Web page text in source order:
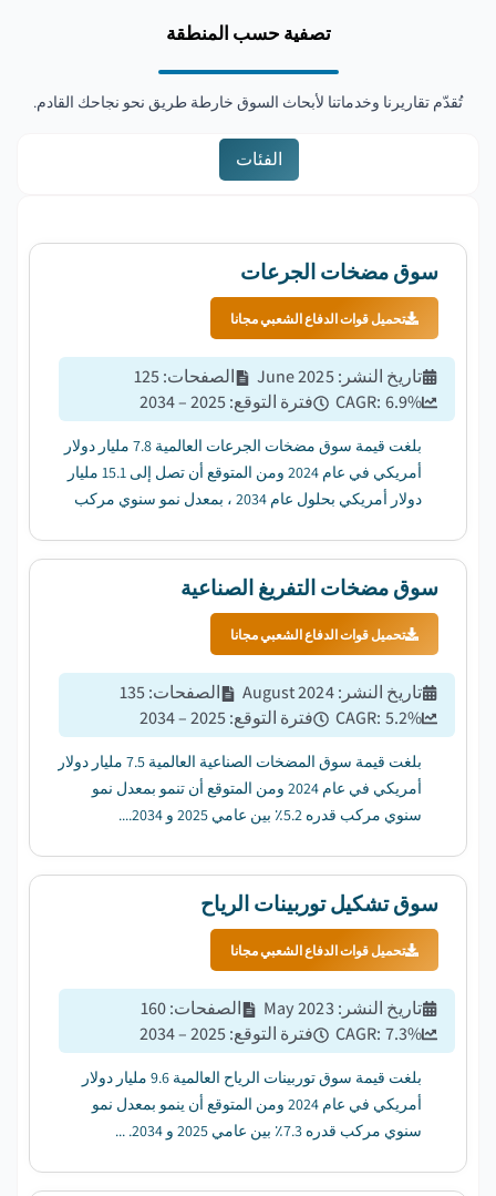
تصفية حسب المنطقة
تُقدّم تقاريرنا وخدماتنا لأبحاث السوق خارطة طريق نحو نجاحك القادم.
الفئات
سوق مضخات الجرعات
تحميل قوات الدفاع الشعبي مجانا
تاريخ النشر :
June 2025 الصفحات:
125
CAGR: 6.9% فترة التوقع:
2025 – 2034
بلغت قيمة سوق مضخات الجرعات العالمية 7.8 مليار دولار
أمريكي في عام 2024 ومن المتوقع أن تصل إلى 15.1 مليار
دولار أمريكي بحلول عام 2034 ، بمعدل نمو سنوي مركب
سوق مضخات التفريغ الصناعية
تحميل قوات الدفاع الشعبي مجانا
تاريخ النشر :
August 2024 الصفحات:
135
CAGR: 5.2% فترة التوقع:
2025 – 2034
بلغت قيمة سوق المضخات الصناعية العالمية 7.5 مليار دولار
أمريكي في عام 2024 ومن المتوقع أن تنمو بمعدل نمو
سنوي مركب قدره 5.2٪ بين عامي 2025 و 2034....
سوق تشكيل توربينات الرياح
تحميل قوات الدفاع الشعبي مجانا
تاريخ النشر :
May 2023 الصفحات:
160
CAGR: 7.3% فترة التوقع:
2025 – 2034
بلغت قيمة سوق توربينات الرياح العالمية 9.6 مليار دولار
أمريكي في عام 2024 ومن المتوقع أن ينمو بمعدل نمو
سنوي مركب قدره 7.3٪ بين عامي 2025 و 2034. ...